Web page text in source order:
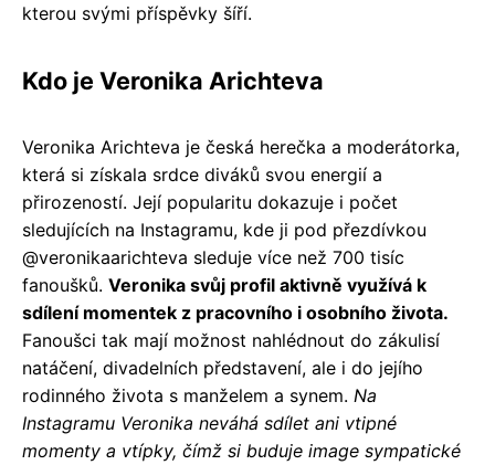
kterou svými příspěvky šíří.
Kdo je Veronika Arichteva
Veronika Arichteva je česká herečka a moderátorka,
která si získala srdce diváků svou energií a
přirozeností. Její popularitu dokazuje i počet
sledujících na Instagramu, kde ji pod přezdívkou
@veronikaarichteva sleduje více než 700 tisíc
fanoušků. Veronika svůj profil aktivně využívá k
sdílení momentek z pracovního i osobního života.
Fanoušci tak mají možnost nahlédnout do zákulisí
natáčení, divadelních představení, ale i do jejího
rodinného života s manželem a synem. Na
Instagramu Veronika neváhá sdílet ani vtipné
momenty a vtípky, čímž si buduje image sympatické